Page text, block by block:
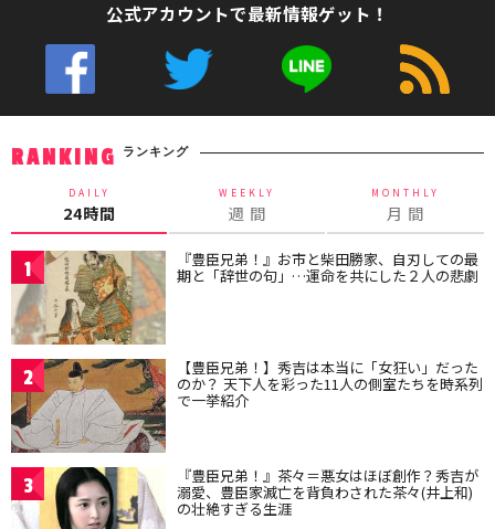
公式アカウントで最新情報ゲット！
RANKING ランキング
DAILY
24時間
WEEKLY
週 間
MONTHLY
月 間
1 『豊臣兄弟！』お市と柴田勝家、自刃しての最
期と「辞世の句」…運命を共にした２人の悲劇
2 【豊臣兄弟！】秀吉は本当に「女狂い」だった
のか？ 天下人を彩った11人の側室たちを時系列
で一挙紹介
3 『豊臣兄弟！』茶々＝悪女はほぼ創作？秀吉が
溺愛、豊臣家滅亡を背負わされた茶々(井上和)
の壮絶すぎる生涯